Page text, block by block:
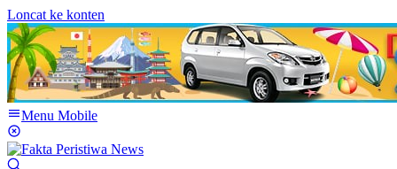
Loncat ke konten
Menu Mobile